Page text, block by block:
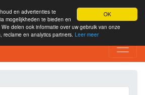
OK
en advertenties te
mogelijkheden te bieden en
delen ook informatie over uw gebruik van onze
reclame en analytics partners. Leer meer